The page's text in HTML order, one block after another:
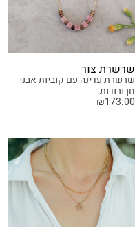
שרשרת צור
שרשרת עדינה עם קוביות אבני
חן ורודות
₪173.00